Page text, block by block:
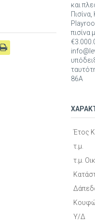
και
πισίνα
86Α
Έτος
τ.μ.
τ.μ.
Υ/Δ